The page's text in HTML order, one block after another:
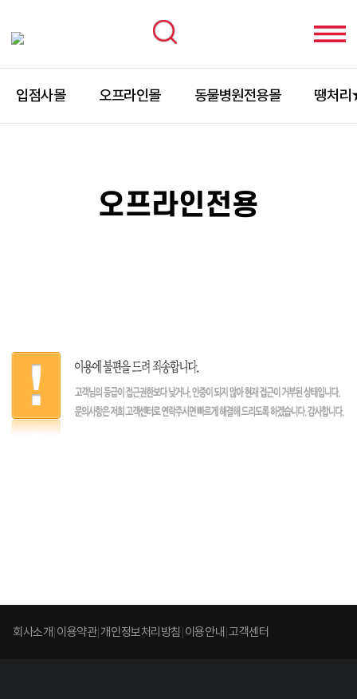
입점사몰 오프라인몰 동물병원전용몰 땡처
오프라인전용
회사소개 이용약관 개인정보처리방침 이용안내 고객센터